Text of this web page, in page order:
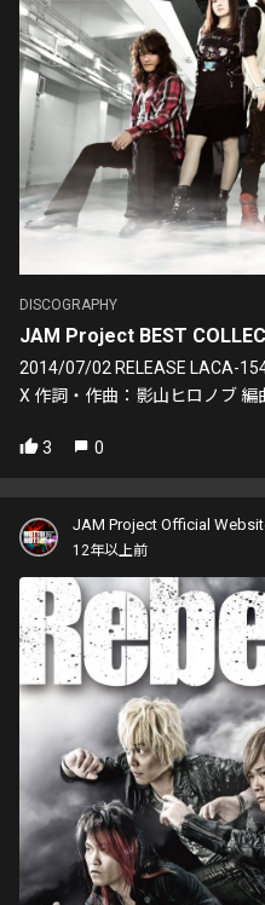
DISCOGRAPHY
JAM Project BEST
2014/07/02 RELEASE LACA-
X 作詞・作曲：影山ヒロノブ 編
3 0
JAM Project Official
12年以上前